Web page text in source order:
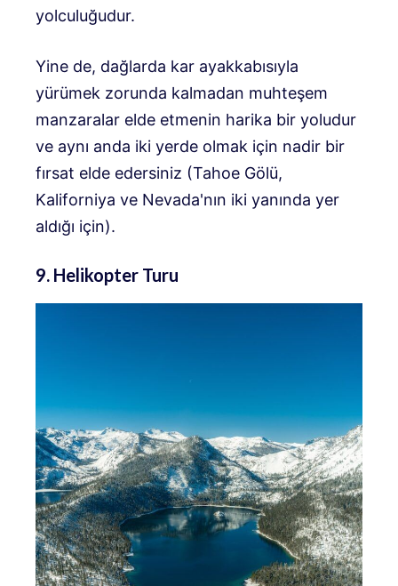
yolculuğudur.
Yine de, dağlarda kar ayakkabısıyla
yürümek zorunda kalmadan muhteşem
manzaralar elde etmenin harika bir yoludur
ve aynı anda iki yerde olmak için nadir bir
fırsat elde edersiniz (Tahoe Gölü,
Kaliforniya ve Nevada'nın iki yanında yer
aldığı için).
9. Helikopter Turu